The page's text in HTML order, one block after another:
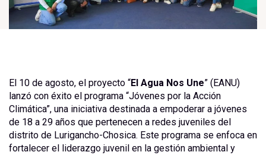
El 10 de agosto, el proyecto “El Agua Nos Une” (EANU)
lanzó con éxito el programa “Jóvenes por la Acción
Climática”, una iniciativa destinada a empoderar a jóvenes
de 18 a 29 años que pertenecen a redes juveniles del
distrito de Lurigancho-Chosica. Este programa se enfoca en
fortalecer el liderazgo juvenil en la gestión ambiental y